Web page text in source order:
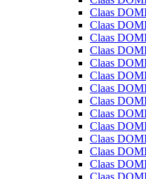
Claas
Claas
Claas
Claas
Claas
Claas
Claas
Claas
Claas
Claas
Claas
Claas
Claas
Claas